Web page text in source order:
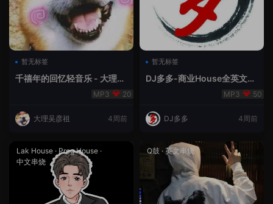
暂无标签
千禧年的回忆轻音乐 - 大理吴
20
大理吴彦祖 4周前
暂无标签
DJ多多-商业House全英文经
50
DJ多多 4周前
Lak House · Prog House ·
中文串烧
Q鼓 · 英文串烧